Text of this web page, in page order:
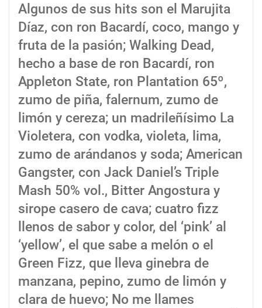
Algunos de sus hits son el Marujita
Díaz, con ron Bacardí, coco, mango y
fruta de la pasión; Walking Dead,
hecho a base de ron Bacardí, ron
Appleton State, ron Plantation 65º,
zumo de piña, falernum, zumo de
limón y cereza; un madrileñísimo La
Violetera, con vodka, violeta, lima,
zumo de arándanos y soda; American
Gangster, con Jack Daniel’s Triple
Mash 50% vol., Bitter Angostura y
sirope casero de cava; cuatro fizz
llenos de sabor y color, del ‘pink’ al
‘yellow’, el que sabe a melón o el
Green Fizz, que lleva ginebra de
manzana, pepino, zumo de limón y
clara de huevo; No me llames